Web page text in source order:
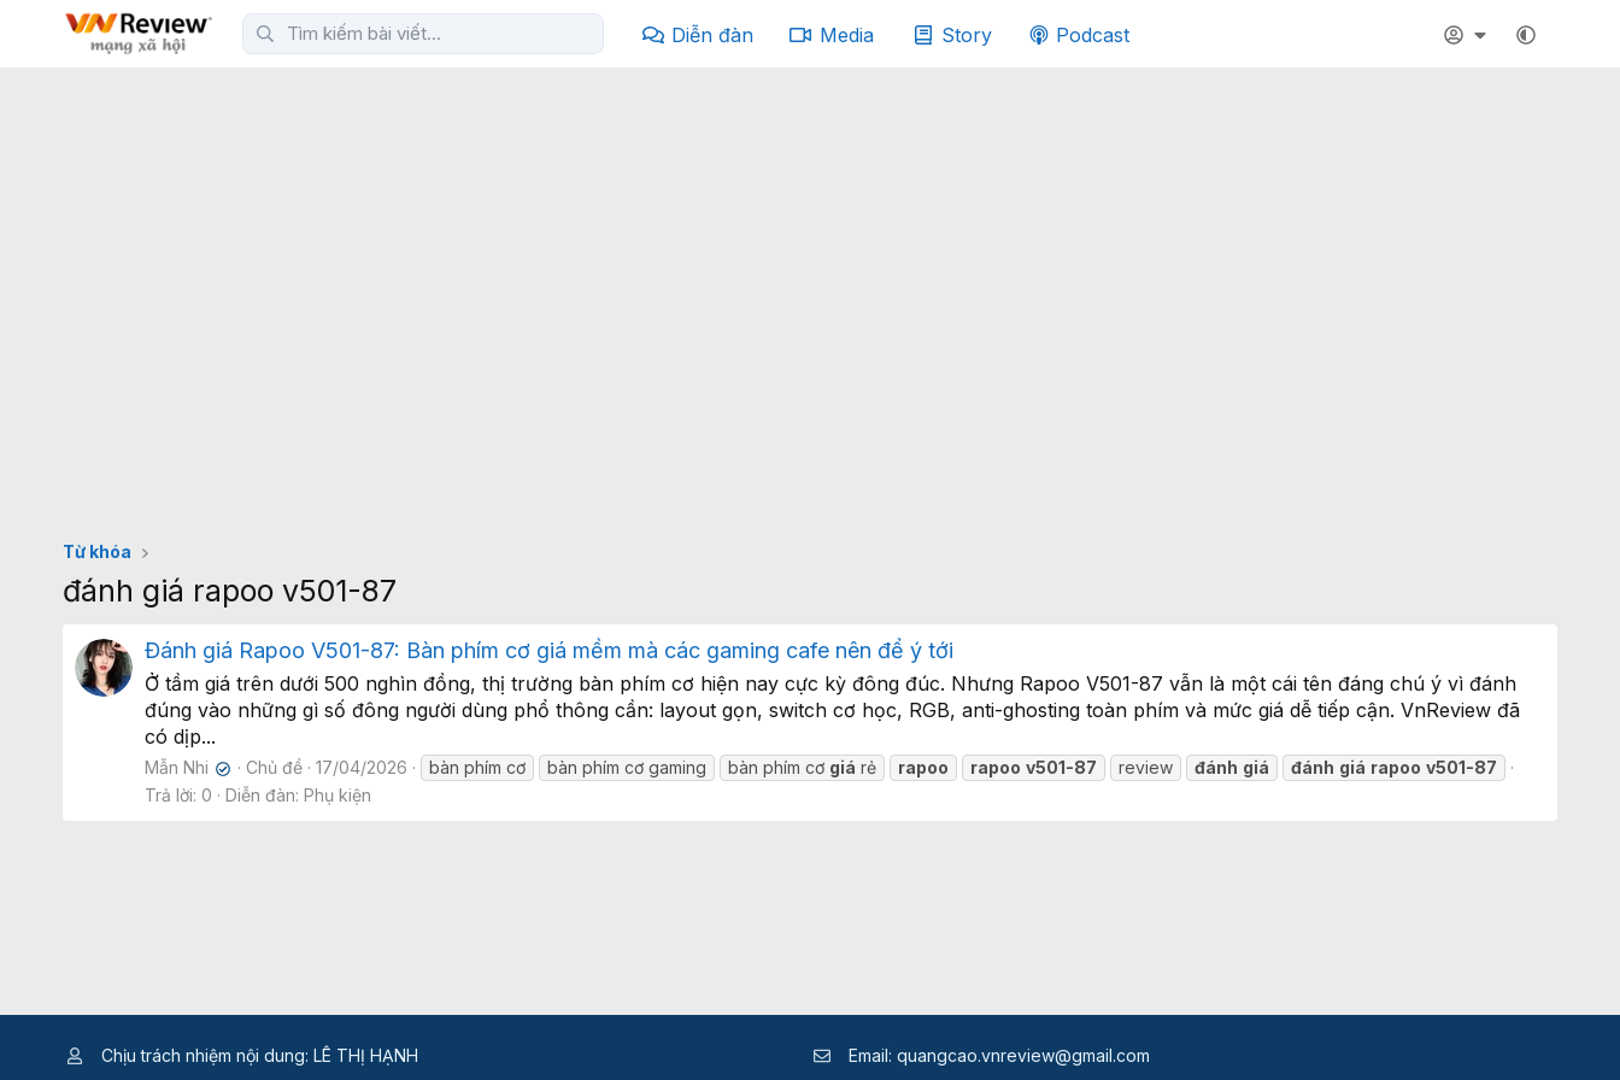
Diễn đàn Media Story Podcast
Từ khóa
đánh giá rapoo v501-87
Đánh giá Rapoo V501-87: Bàn phím cơ giá mềm mà các gaming cafe nên để ý tới
Ở tầm giá trên dưới 500 nghìn đồng, thị trường bàn phím cơ hiện nay cực kỳ đông đúc. Nhưng Rapoo V501-87 vẫn là một cái tên đáng chú ý vì đánh
đúng vào những gì số đông người dùng phổ thông cần: layout gọn, switch cơ học, RGB, anti-ghosting toàn phím và mức giá dễ tiếp cận. VnReview đã
có dịp...
Mẫn Nhi ✔ Chủ đề 17/04/2026 bàn phím cơ bàn phím cơ gaming bàn phím cơ giá rẻ rapoo rapoo v501-87 review đánh giá đánh giá rapoo v501-87
Trả lời: 0
Diễn đàn: Phụ kiện
Chịu trách nhiệm nội dung: LÊ THỊ HẠNH Email: quangcao.vnreview@gmail.com